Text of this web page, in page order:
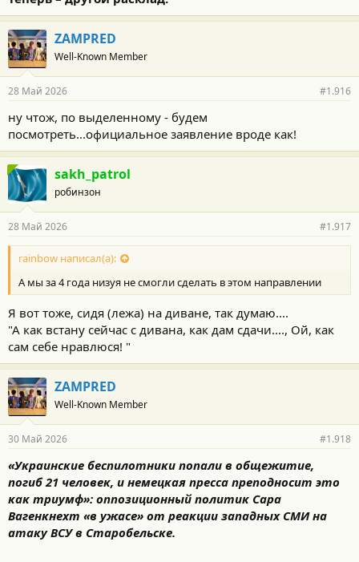
ZAMPRED
Well-Known Member
28 Май 2026 #1.916
ну чтож, по выделенному - будем
посмотреть...официальное заявление вроде как!
sakh_patrol
робинзон
28 Май 2026 #1.917
rainbow написал(а):
А мы за 4 года низуя не смогли сделать в этом направлении
Я вот тоже, сидя (лежа) на диване, так думаю....
"А как встану сейчас с дивана, как дам сдачи...., Ой, как
сам себе нравлюся! "
ZAMPRED
Well-Known Member
30 Май 2026 #1.918
«Украинские беспилотники попали в общежитие,
погиб 21 человек, и немецкая пресса преподносит это
как триумф»: оппозиционный политик Сара
Вагенкнехт «в ужасе» от реакции западных СМИ на
атаку ВСУ в Старобельске.